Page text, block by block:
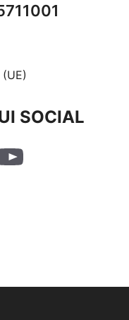
(UE)
SOCIAL